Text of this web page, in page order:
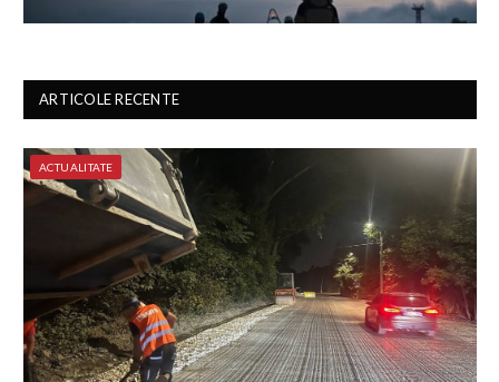
ARTICOLE RECENTE
ACTUALITATE